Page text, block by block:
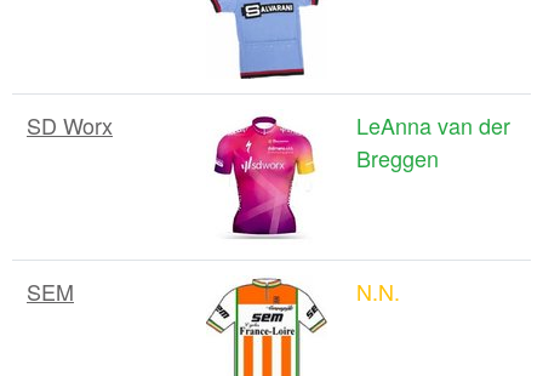
SD Worx
LeAnna van der
Breggen
SEM N.N.